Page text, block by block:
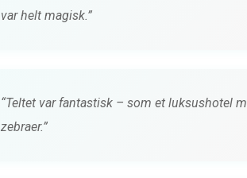
var helt magisk.”
“Teltet var fantastisk – som et luksushotel
zebraer.”